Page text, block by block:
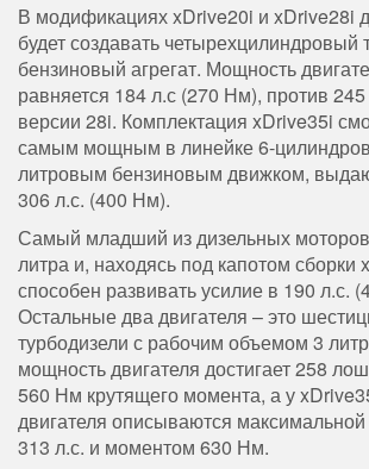
В модификациях xDrive20i и xDrive28i
будет создавать четырехцилиндровый
бензиновый агрегат. Мощность
равняется 184 л.с (270 Нм), против
версии 28i. Комплектация xDrive35i
самым мощным в линейке 6-
литровым бензиновым движком,
306 л.с. (400 Нм).
Самый младший из дизельных
литра и, находясь под капотом сборки
способен развивать усилие в 190 л.с.
Остальные два двигателя – это
турбодизели с рабочим объемом 3
мощность двигателя достигает 258
560 Нм крутящего момента, а у
двигателя описываются
313 л.с. и моментом 630 Нм.